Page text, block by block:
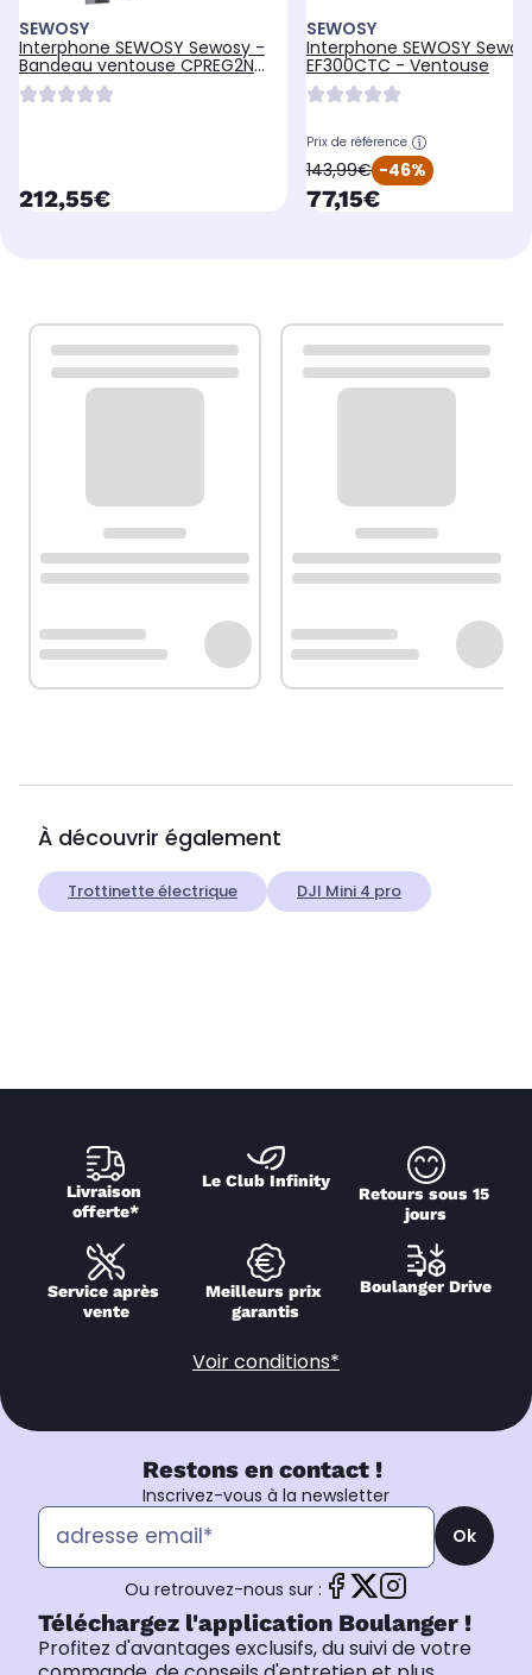
SEWOSY
Interphone SEWOSY Sewosy -
Bandeau ventouse CPREG2N
400mm
currentPrice
212,55€
SEWOSY
Interphone SEWOSY
EF300CTC - Ventouse
Prix de référence
oldPrice
143,99€ -46%
currentPrice
77,15€
À découvrir également
Trottinette électrique DJI Mini 4 pro
Livraison
offerte*
Le Club Infinity
Retours sous 15
jours
Service après
vente
Meilleurs prix
garantis
Boulanger Drive
Voir conditions*
Restons en contact !
Inscrivez-vous à la newsletter
Ok
Ou retrouvez-nous sur :
Téléchargez l'application Boulanger !
Profitez d'avantages exclusifs, du suivi de votre